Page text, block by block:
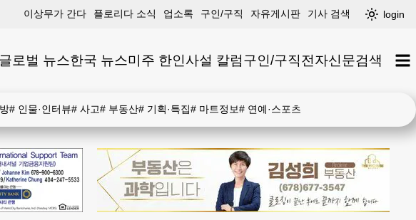
이상무가 간다 플로리다 소식 업소록 구인/구직 자유게시판 기사 검색 login
글로벌 뉴스한국 뉴스미주 한인사설 칼럼구인/구직전자신문검색
# 인물·인터뷰# 사고# 부동산# 기획·특집# 마트정보# 연예·스포츠